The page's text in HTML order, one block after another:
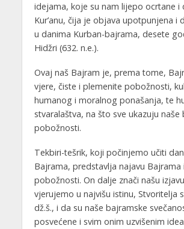
idejama, koje su nam lijepo ocrtane i
Kur’anu, čija je objava upotpunjena i
u danima Kurban-bajrama, desete
Hidžri (632. n.e.).
Ovaj naš Bajram je, prema tome,
vjere, čiste i plemenite pobožnosti,
humanog i moralnog ponašanja, te
stvaralaštva, na što sve ukazuju naše
pobožnosti.
Tekbiri-tešrik, koji počinjemo učiti
Bajrama, predstavlja najavu Bajrama
pobožnosti. On dalje znači našu
vjerujemo u najvišu istinu, Stvoritelja
dž.š., i da su naše bajramske
posvećene i svim onim uzvišenim